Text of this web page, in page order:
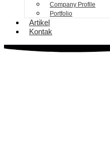
Company Profile
Portfolio
Artikel
Kontak